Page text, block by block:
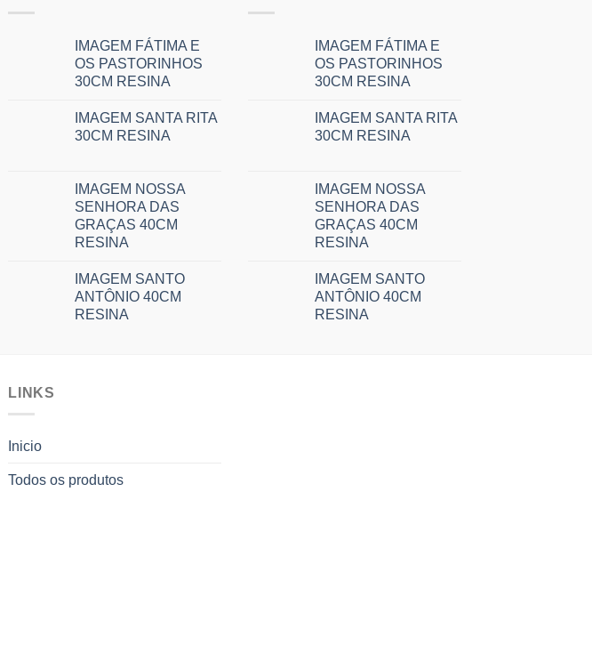
IMAGEM FÁTIMA E
OS PASTORINHOS
30CM RESINA
IMAGEM SANTA RITA
30CM RESINA
IMAGEM NOSSA
SENHORA DAS
GRAÇAS 40CM
RESINA
IMAGEM SANTO
ANTÔNIO 40CM
RESINA
IMAGEM FÁTIMA E
OS PASTORINHOS
30CM RESINA
IMAGEM SANTA RITA
30CM RESINA
IMAGEM NOSSA
SENHORA DAS
GRAÇAS 40CM
RESINA
IMAGEM SANTO
ANTÔNIO 40CM
RESINA
LINKS
Inicio
Todos os produtos